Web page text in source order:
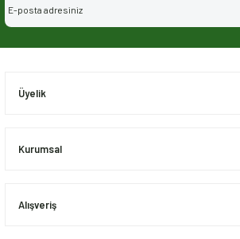
Ürün resmi kalitesiz, bozuk veya görüntülenemiyor.
Üyelik
Kurumsal
Alışveriş